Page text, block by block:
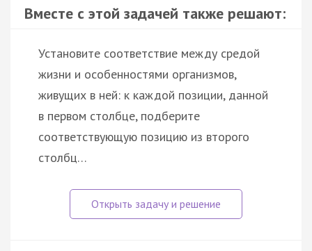
Вместе с этой задачей также решают:
Установите соответствие между средой
жизни и особенностями организмов,
живущих в ней: к каждой позиции, данной
в первом столбце, подберите
соответствующую позицию из второго
столбц…